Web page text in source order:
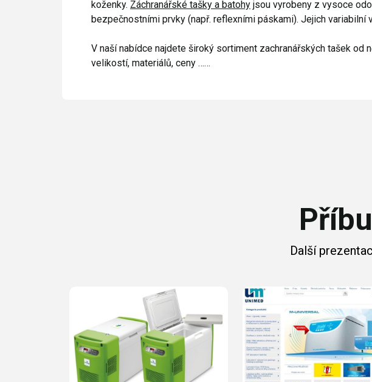
koženky. Záchranářské tašky a batohy jsou vyrobeny z vysoce
bezpečnostními prvky (např. reflexními páskami). Jejich
V naší nabídce najdete široký sortiment zachranářských tašek
velikostí, materiálů, ceny ……
Další